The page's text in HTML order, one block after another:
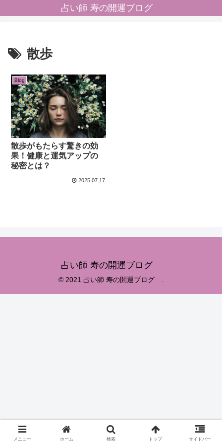
占い師 寿の開運ブログ
散歩
Blog
散歩がもたらす驚きの効
果！健康と運気アップの
秘密とは？
2025.07.17
占い師 寿の開運ブログ
© 2021 占い師 寿の開運ブログ .
メニュー ホーム 検索 トップ サイドバー